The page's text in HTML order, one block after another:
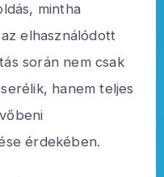
mintha
elhasználódott
során nem csak
hanem teljes
érdekében.